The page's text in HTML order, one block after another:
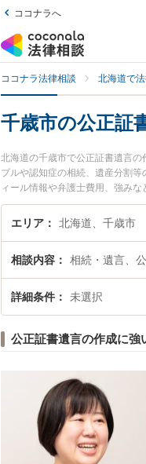
ココナラへ
ココナラ法律相談 北海道で
千歳市の公正証
北海道の千歳市で公正証書遺言
ブルや認知症の相続、遺産分割
ィール情報や弁護士費用、強み
のトラブル解決の実績豊富な近
におすすめです。
エリア 北海道、千歳市
相談内容 相続・遺言、
詳細条件 未選択
公正証書遺言の作成に強